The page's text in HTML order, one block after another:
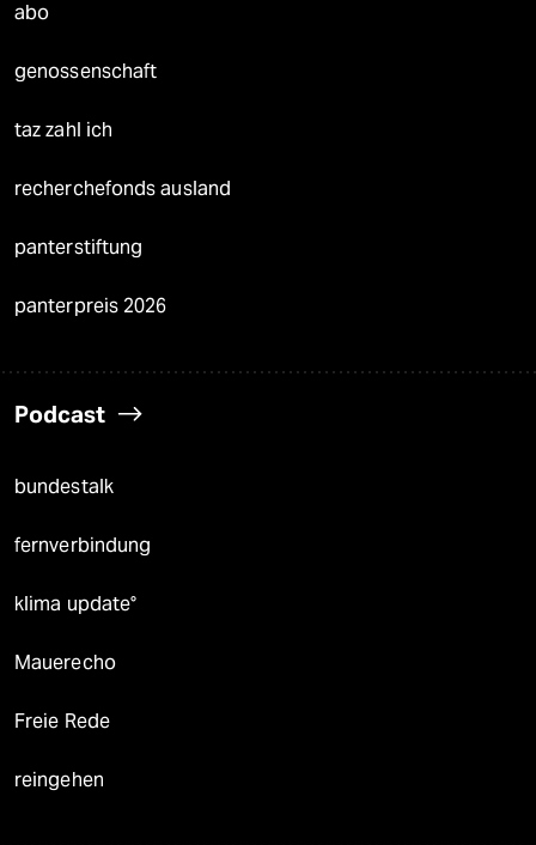
abo
genossenschaft
taz zahl ich
recherchefonds ausland
panterstiftung
panterpreis 2026
Podcast
bundestalk
fernverbindung
klima update°
Mauerecho
Freie Rede
reingehen